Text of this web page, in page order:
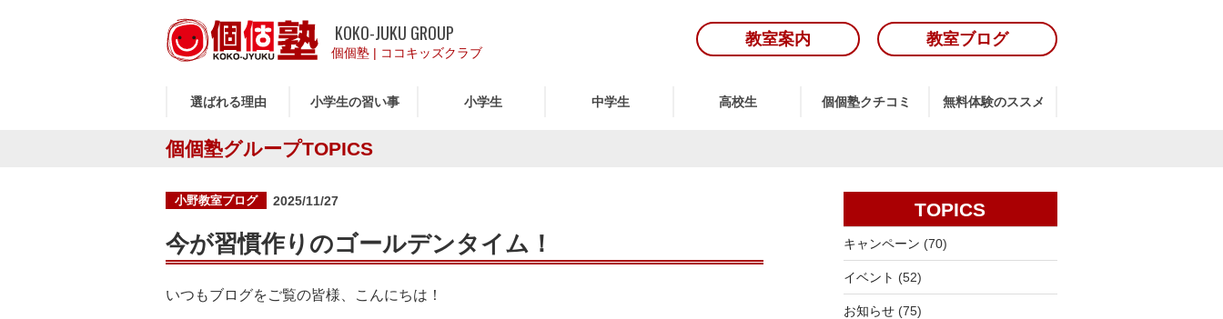
KOKO-JUKU GROUP
個個塾 | ココキッズクラブ
教室案内 教室ブログ
選ばれる理由 小学生の習い事 小学生 中学生 高校生 個個塾クチコミ 無料体験のススメ
個個塾グループTOPICS
投
2025/11/27
小野教室ブログ
今が習慣作りのゴールデンタイム！
いつもブログをご覧の皆様、こんにちは！
TOPICS
キャンペーン (70)
イベント (52)
お知らせ(75)